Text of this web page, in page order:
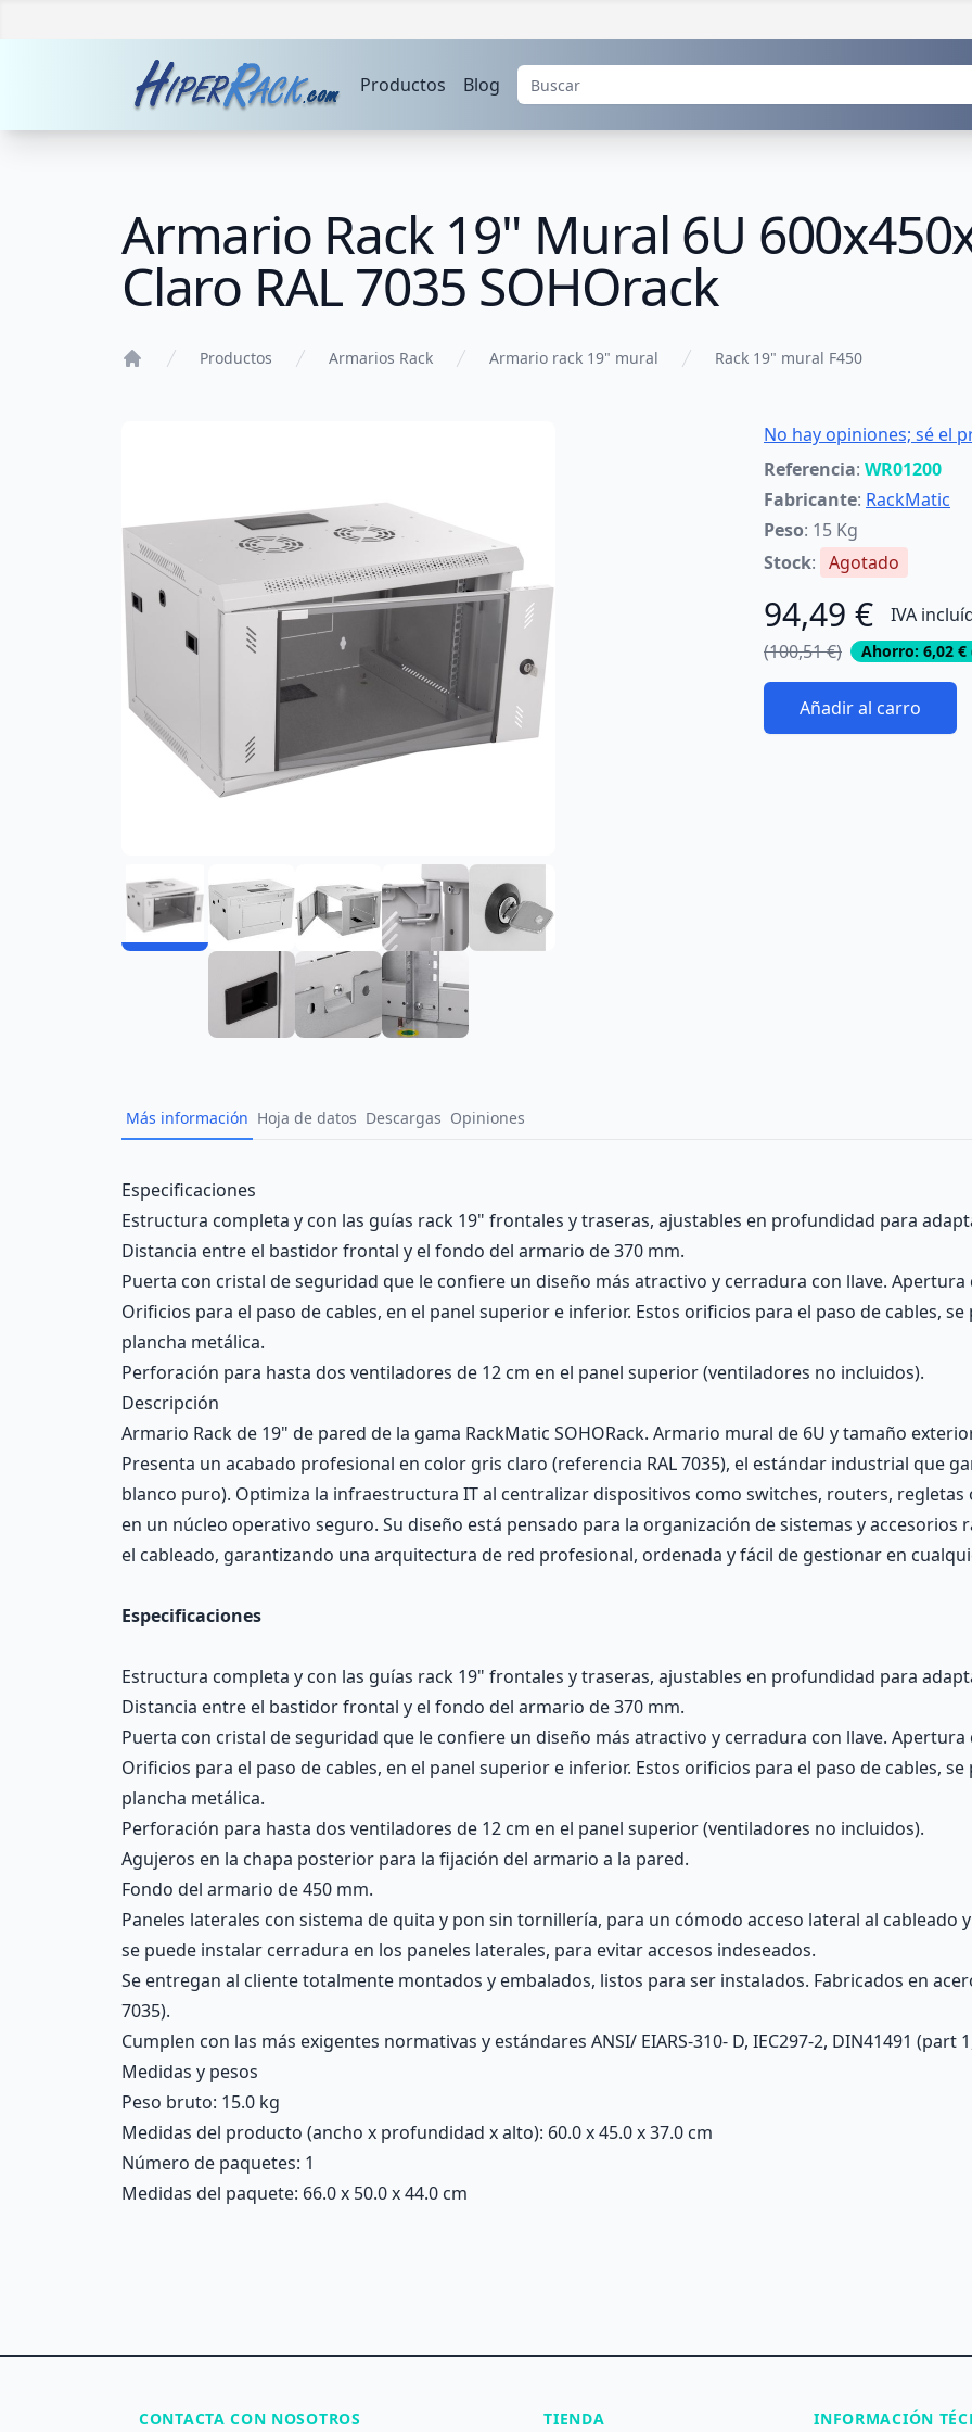
Productos Blog
Armario Rack 19" Mural 6U
Claro RAL 7035 SOHOrack
Productos Armarios Rack Armario rack 19" mural Rack 19" mural F450
No hay opiniones; sé el
Referencia: WR01200
Fabricante: RackMatic
Peso: 15 Kg
Stock: Agotado
94,49 €
IVA
(100,51 €)
Ahorro: 6,02 €
Añadir al carro
Más información Hoja de datos Descargas Opiniones
Description
Especificaciones
Estructura completa y con las guías rack 19" frontales y traseras, ajustables en profundidad para
Distancia entre el bastidor frontal y el fondo del armario de 370 mm.
Puerta con cristal de seguridad que le confiere un diseño más atractivo y cerradura con llave. Apertura
Orificios para el paso de cables, en el panel superior e inferior. Estos orificios para el paso de cables,
plancha metálica.
Perforación para hasta dos ventiladores de 12 cm en el panel superior (ventiladores no incluidos).
Descripción
Armario Rack de 19" de pared de la gama RackMatic SOHORack. Armario mural de 6U y tamaño
Presenta un acabado profesional en color gris claro (referencia RAL 7035), el estándar industrial que
blanco puro). Optimiza la infraestructura IT al centralizar dispositivos como switches, routers,
en un núcleo operativo seguro. Su diseño está pensado para la organización de sistemas y
el cableado, garantizando una arquitectura de red profesional, ordenada y fácil de gestionar en
Especificaciones
Estructura completa y con las guías rack 19" frontales y traseras, ajustables en profundidad para
Distancia entre el bastidor frontal y el fondo del armario de 370 mm.
Puerta con cristal de seguridad que le confiere un diseño más atractivo y cerradura con llave. Apertura
Orificios para el paso de cables, en el panel superior e inferior. Estos orificios para el paso de cables,
plancha metálica.
Perforación para hasta dos ventiladores de 12 cm en el panel superior (ventiladores no incluidos).
Agujeros en la chapa posterior para la fijación del armario a la pared.
Fondo del armario de 450 mm.
Paneles laterales con sistema de quita y pon sin tornillería, para un cómodo acceso lateral al cableado
se puede instalar cerradura en los paneles laterales, para evitar accesos indeseados.
Se entregan al cliente totalmente montados y embalados, listos para ser instalados. Fabricados en
7035).
Cumplen con las más exigentes normativas y estándares ANSI/ EIARS-310- D, IEC297-2, DIN41491 (part
Medidas y pesos
Peso bruto: 15.0 kg
Medidas del producto (ancho x profundidad x alto): 60.0 x 45.0 x 37.0 cm
Número de paquetes: 1
Medidas del paquete: 66.0 x 50.0 x 44.0 cm
CONTACTA CON NOSOTROS TIENDA INFORMACIÓN